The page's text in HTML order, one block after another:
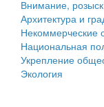
Внимание,
Архитектура и
Некоммерческие
Национальная
Укрепление
Экология